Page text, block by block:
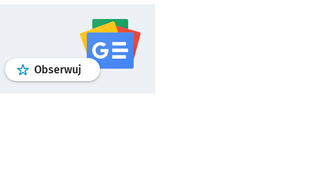
Obserwuj profilgoogle news